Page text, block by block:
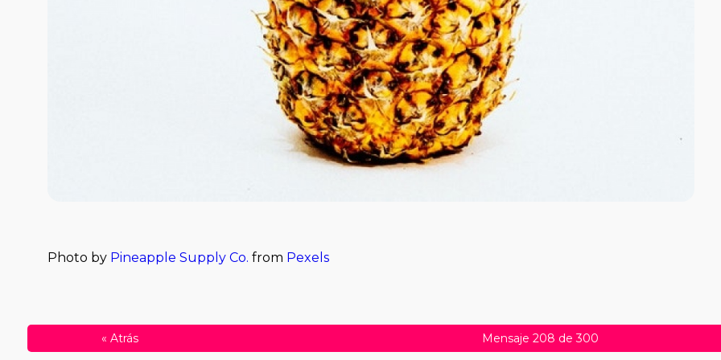
Photo by Pineapple Supply Co. from Pexels
« Atrás Mensaje 208 de 300